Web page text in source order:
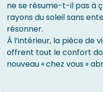
ne se résume-t-il pas à
rayons du soleil sans
résonner.
À l’intérieur, la pièce de
offrent tout le confort
nouveau « chez vous »